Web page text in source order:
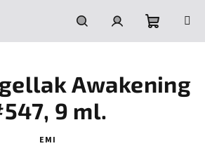
HledatPřihlášeníNákupní
košík
Awakening
9 ml.
EMI